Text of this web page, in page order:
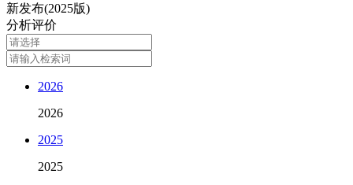
新发布(2025版)
分析评价
2026
2026
2025
2025